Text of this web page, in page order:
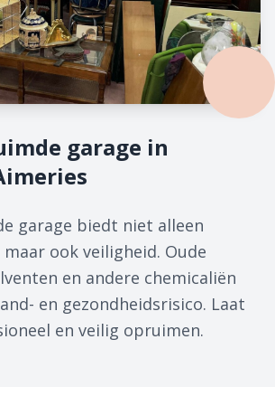
garage in
garage biedt niet alleen
ook veiligheid. Oude
en andere chemicaliën
en gezondheidsrisico. Laat
en veilig opruimen.